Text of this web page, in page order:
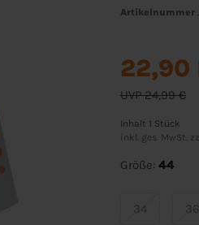
Artikelnummer
UVP 24,99 €
22,90
Inhalt 1 Stück
inkl. ges. MwSt.
Größe: 44
34 36